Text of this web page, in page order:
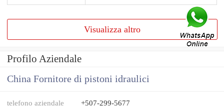
Visualizza altro
Profilo Aziendale
China Fornitore di pistoni idraulici
telefono aziendale +507-299-5677